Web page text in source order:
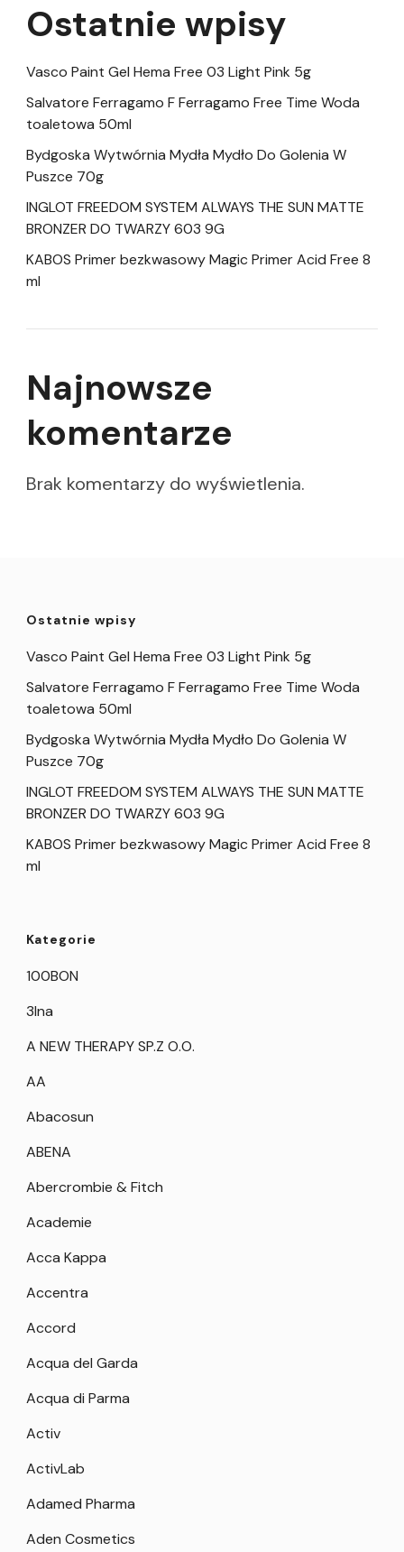
Ostatnie wpisy
Vasco Paint Gel Hema Free 03 Light Pink 5g
Salvatore Ferragamo F Ferragamo Free Time Woda
toaletowa 50ml
Bydgoska Wytwórnia Mydła Mydło Do Golenia W
Puszce 70g
INGLOT FREEDOM SYSTEM ALWAYS THE SUN MATTE
BRONZER DO TWARZY 603 9G
KABOS Primer bezkwasowy Magic Primer Acid Free 8
ml
Najnowsze
komentarze
Brak komentarzy do wyświetlenia.
Ostatnie wpisy
Vasco Paint Gel Hema Free 03 Light Pink 5g
Salvatore Ferragamo F Ferragamo Free Time Woda
toaletowa 50ml
Bydgoska Wytwórnia Mydła Mydło Do Golenia W
Puszce 70g
INGLOT FREEDOM SYSTEM ALWAYS THE SUN MATTE
BRONZER DO TWARZY 603 9G
KABOS Primer bezkwasowy Magic Primer Acid Free 8
ml
Kategorie
100BON
3Ina
A NEW THERAPY SP.Z O.O.
AA
Abacosun
ABENA
Abercrombie & Fitch
Academie
Acca Kappa
Accentra
Accord
Acqua del Garda
Acqua di Parma
Activ
ActivLab
Adamed Pharma
Aden Cosmetics